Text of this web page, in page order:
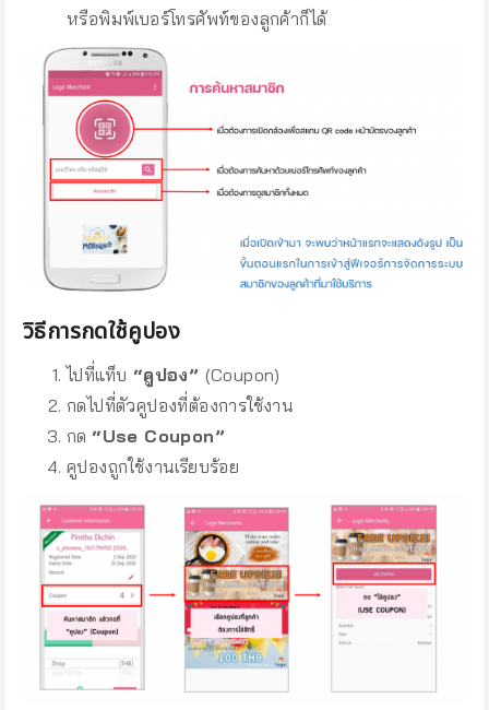
หรือพิมพ์เบอร์โทรศัพท์ของลูกค้าก็ได้
วิธีการกดใช้คูปอง
ไปที่แท็บ “คูปอง” (Coupon)
กดไปที่ตัวคูปองที่ต้องการใช้งาน
กด “Use Coupon”
คูปองถูกใช้งานเรียบร้อย